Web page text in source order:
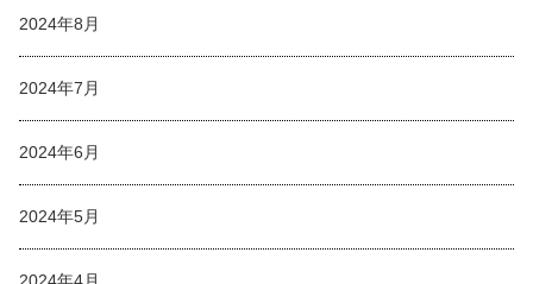
2024年8月
2024年7月
2024年6月
2024年5月